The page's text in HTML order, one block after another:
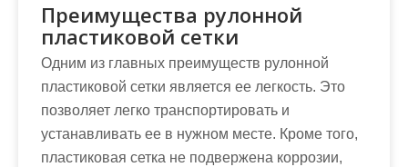
Преимущества рулонной
пластиковой сетки
Одним из главных преимуществ рулонной
пластиковой сетки является ее легкость. Это
позволяет легко транспортировать и
устанавливать ее в нужном месте. Кроме того,
пластиковая сетка не подвержена коррозии,